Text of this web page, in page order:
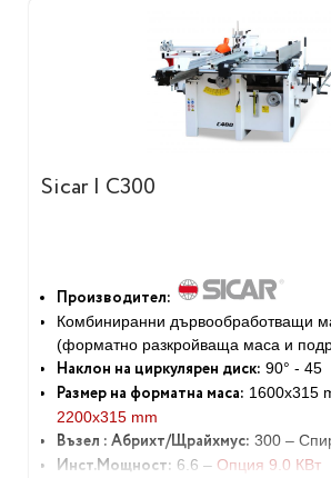
Sicar | C300
Производител:
Комбиниранни дървообработващи
(форматно разкройваща маса и
Наклон на циркулярен диск: 90° - 45
Размер на форматна маса: 1600x315
2200x315 mm
Възел : Абрихт/Щрайхмус: 300 –
Инст.Мощност: 6.6 – Опция 9.0 КВт